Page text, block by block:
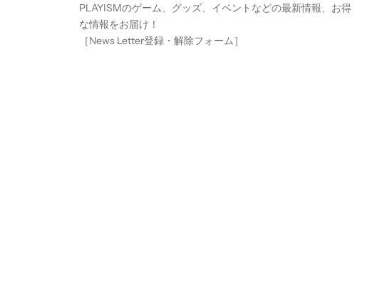
PLAYISMのゲーム、グッズ、イベントなどの最新情報、お得
な情報をお届け！
［News Letter登録・解除フォーム］